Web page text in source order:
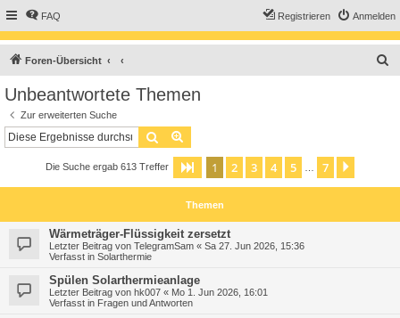
FAQ Anmelden
Registrieren
Foren-Übersicht
Unbeantwortete Themen
Zur erweiterten Suche
Suche
Die Suche ergab 613 Treffer Seite 1von
1 2 3 4 5 7
Themen
Wärmeträger-Flüssigkeit zersetzt
Letzter Beitrag von TelegramSam « Sa 27. Jun 2026, 15:36
Verfasst in Solarthermie
Spülen Solarthermieanlage
Letzter Beitrag von hk007 « Mo 1. Jun 2026, 16:01
Verfasst in Fragen und Antworten